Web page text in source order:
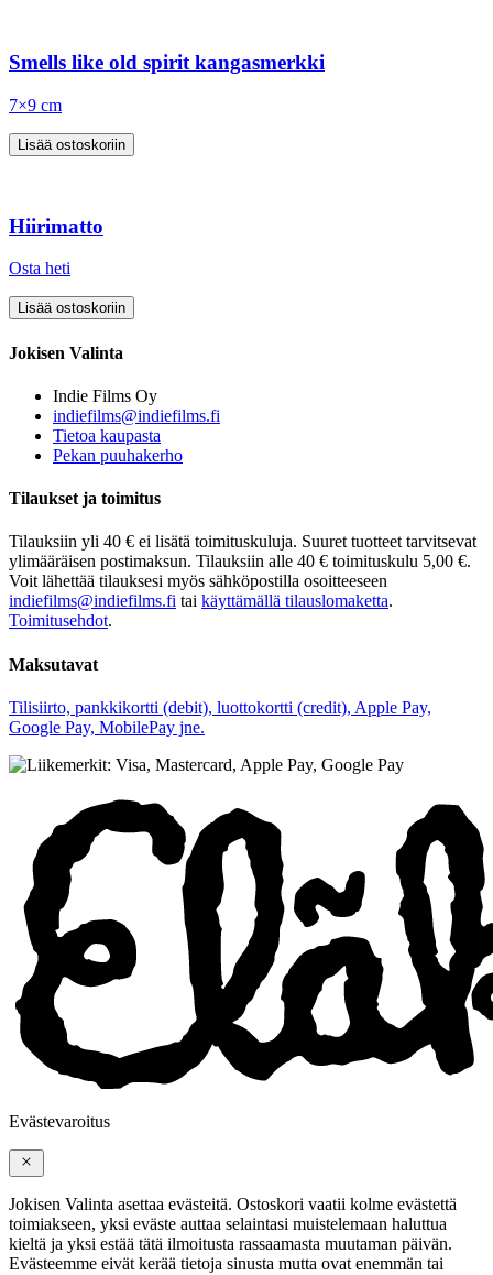
Smells like old spirit kangasmerkki
7×9 cm
Hiirimatto
Osta heti
Jokisen Valinta
Indie Films Oy
indiefilms@indiefilms.fi
Tietoa kaupasta
Pekan puuhakerho
Tilaukset ja toimitus
Tilauksiin yli 40 € ei lisätä toimituskuluja. Suuret tuotteet tarvitsevat
ylimääräisen postimaksun. Tilauksiin alle 40 € toimituskulu 5,00 €.
Voit lähettää tilauksesi myös sähköpostilla osoitteeseen
indiefilms@indiefilms.fi tai käyttämällä tilauslomaketta.
Toimitusehdot.
Maksutavat
Tilisiirto, pankkikortti (debit), luottokortti (credit), Apple Pay,
Google Pay, MobilePay jne.
Evästevaroitus
Jokisen Valinta asettaa evästeitä. Ostoskori vaatii kolme evästettä
toimiakseen, yksi eväste auttaa selaintasi muistelemaan haluttua
kieltä ja yksi estää tätä ilmoitusta rassaamasta muutaman päivän.
Evästeemme eivät kerää tietoja sinusta mutta ovat enemmän tai